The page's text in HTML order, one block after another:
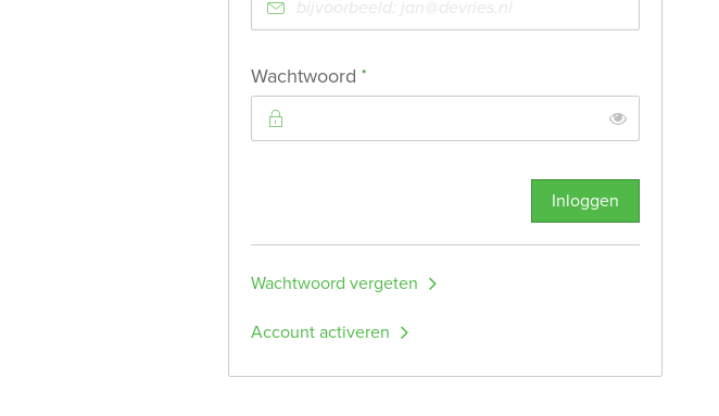
Wachtwoord *
Inloggen
Wachtwoord vergeten
Account activeren